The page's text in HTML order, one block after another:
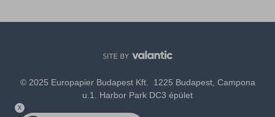
© 2025 Europapier Budapest Kft. 1225 Budapest, Campona
u.1. Harbor Park DC3 épület
x